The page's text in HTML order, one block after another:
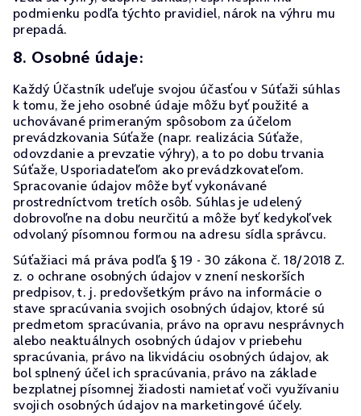
podmienku podľa týchto pravidiel, nárok na výhru mu
prepadá.
8. Osobné údaje:
Každý Účastník udeľuje svojou účasťou v Súťaži súhlas
k tomu, že jeho osobné údaje môžu byť použité a
uchovávané primeraným spôsobom za účelom
prevádzkovania Súťaže (napr. realizácia Súťaže,
odovzdanie a prevzatie výhry), a to po dobu trvania
Súťaže, Usporiadateľom ako prevádzkovateľom.
Spracovanie údajov môže byť vykonávané
prostredníctvom tretích osôb. Súhlas je udelený
dobrovoľne na dobu neurčitú a môže byť kedykoľvek
odvolaný písomnou formou na adresu sídla správcu.
Súťažiaci má práva podľa § 19 - 30 zákona č. 18/2018 Z.
z. o ochrane osobných údajov v znení neskorších
predpisov, t. j. predovšetkým právo na informácie o
stave spracúvania svojich osobných údajov, ktoré sú
predmetom spracúvania, právo na opravu nesprávnych
alebo neaktuálnych osobných údajov v priebehu
spracúvania, právo na likvidáciu osobných údajov, ak
bol splnený účel ich spracúvania, právo na základe
bezplatnej písomnej žiadosti namietať voči využívaniu
svojich osobných údajov na marketingové účely.